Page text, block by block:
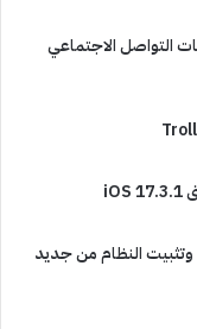
التواصل الاجتماعي